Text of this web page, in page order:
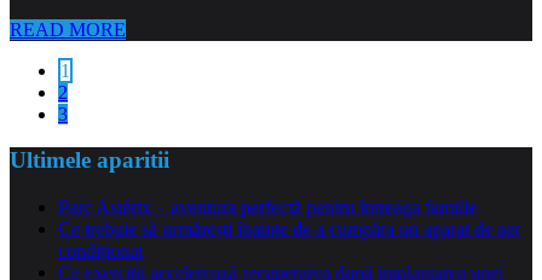
READ MORE
1
2
3
Ultimele aparitii
Parc Astérix – aventura perfectă pentru întreaga familie
Ce trebuie să urmărești înainte de a cumpăra un aparat de aer
condiționat
Ce exerciții accelerează recuperarea după implantarea unei